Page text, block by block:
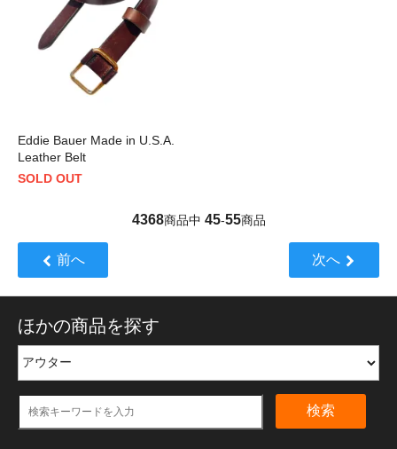
Eddie Bauer Made in U.S.A.
Leather Belt
SOLD OUT
4368商品中 45-55商品
前へ 次へ
ほかの商品を探す
検索